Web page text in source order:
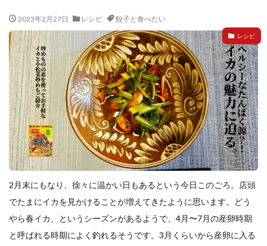
2023年2月27日 レシピ 餃子と食べたい
レシピ
2月末にもなり、徐々に温かい日もあるという今日このごろ。店頭
でたまにイカを見かけることが増えてきたように思います。どう
やら春イカ、というシーズンがあるようで、4月〜7月の産卵時期
と呼ばれる時期によく釣れるそうです。3月くらいから産卵に入る
宇都宮
宮崎辛麺 宮崎餃子
昇華
弁当 担々麺
揚げ餃子
新商品
旨辛 生産者 硬くなる
外食事業
食の安全
鉄ラー油 鍋
鍋スープ
開発秘話
関西万博 食と栄養 餃子
辛
餃子と食べたい
餃子と飲みたい 魚醬
麺
麻婆豆腐
麻辣湯 通販 質問
節約
肉汁爆弾餃子
米飯
羽根つき スタミナ肉餃子
羽根つきタン塩餃子
羽根つき餃子
肉ニラ水餃子
肉まん・豚まん
肉餃子 豚まん
膨らむ
蒸籠
衛生管理
袋入り餃子
謹製 羽根つき なにわのお好み餃子
豆苗
大阪王将
夏
5フリー
お酒